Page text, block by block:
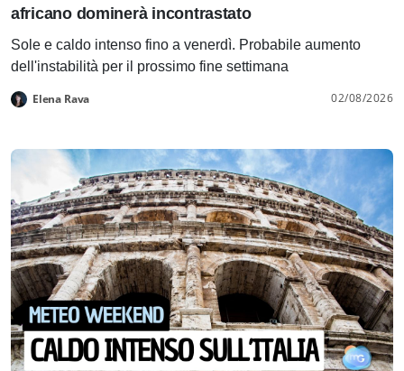
africano dominerà incontrastato
Sole e caldo intenso fino a venerdì. Probabile aumento
dell'instabilità per il prossimo fine settimana
Elena Rava 02/08/2026